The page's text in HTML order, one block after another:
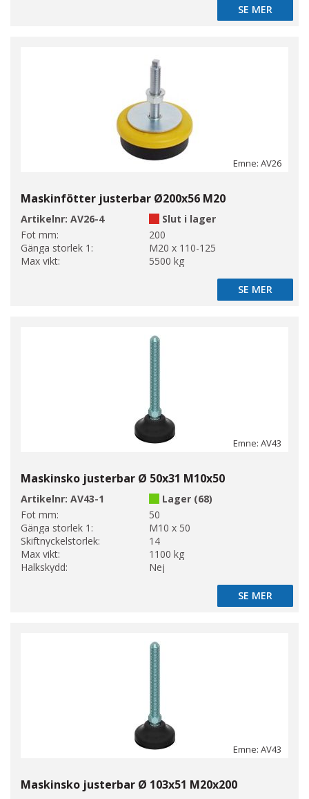
SE MER
SE MER
Emne: AV26
Maskinfötter justerbar Ø200x56 M20
Artikelnr: AV26-4
Slut i lager
Fot mm:
200
Gänga storlek 1:
M20 x 110-125
Max vikt:
5500 kg
SE MER
SE MER
Emne: AV43
Maskinsko justerbar Ø 50x31 M10x50
Artikelnr: AV43-1
Lager (68)
Fot mm:
50
Gänga storlek 1:
M10 x 50
Skiftnyckelstorlek:
14
Max vikt:
1100 kg
Halkskydd:
Nej
SE MER
SE MER
Emne: AV43
Maskinsko justerbar Ø 103x51 M20x200